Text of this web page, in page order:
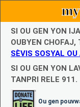
SI OU GEN YON
OUBYEN CHOFAJ,
SÈVIS SOSYAL OU
SI OU GEN YON
TANPRI RELE 911.
Ou gen